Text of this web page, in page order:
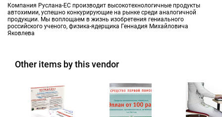
Компания Руслана-ЕС производит высокотехнологичные продукты
автохимии, успешно конкурирующие на рынке среди аналогичной
продукции. Мы воплощаем в жизнь изобретения гениального
российского ученого, физика-ядерщика Геннадия Михайловича
Яковлева
Other items by this vendor